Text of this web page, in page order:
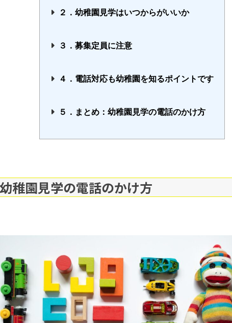
２．幼稚園見学はいつからがいいか
３．募集定員に注意
４．電話対応も幼稚園を知るポイントです
５．まとめ：幼稚園見学の電話のかけ方
稚園見学の電話のかけ方